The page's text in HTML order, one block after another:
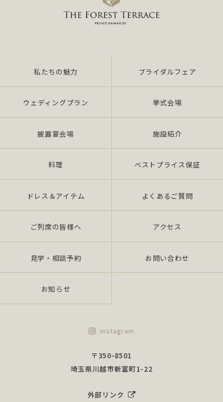
私たちの魅力 ブライダルフェア
ウェディングプラン 挙式会場
披露宴会場 施設紹介
料理 ベストプライス保証
ドレス＆アイテム よくあるご質問
ご列席の皆様へ アクセス
見学・相談予約 お問い合わせ
お知らせ
instagram
外部リンク
〒350-8501
埼玉県川越市新富町1-22